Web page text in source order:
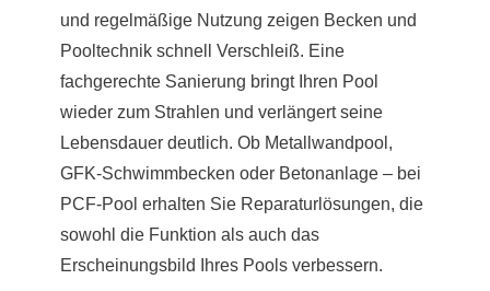
und regelmäßige Nutzung zeigen Becken und
Pooltechnik schnell Verschleiß. Eine
fachgerechte Sanierung bringt Ihren Pool
wieder zum Strahlen und verlängert seine
Lebensdauer deutlich. Ob Metallwandpool,
GFK-Schwimmbecken oder Betonanlage – bei
PCF-Pool erhalten Sie Reparaturlösungen, die
sowohl die Funktion als auch das
Erscheinungsbild Ihres Pools verbessern.